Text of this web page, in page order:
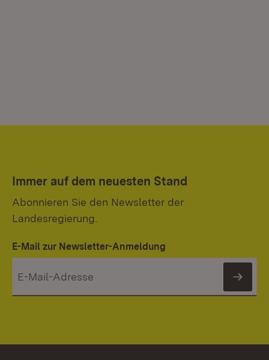
Immer auf dem neuesten Stand
Abonnieren Sie den Newsletter der
Landesregierung.
E-Mail zur Newsletter-Anmeldung